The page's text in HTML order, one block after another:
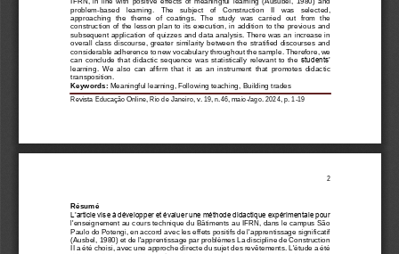
Revista Educação Online, Rio de Janeiro, v. 19, n.46, maio-/ago. 2024, p. 1 -19
problem- based   learning The subject of   Construction   II   was   selected,
approaching  the  theme  of  coatings.  The  study  was
carried  out
from  the
construction of the lesson plan to its execution, in addition to the previous and
subsequent application of quizzes and data analysis. There was an increase in
overall class discourse, greater similarity between the stratified discourses and
considerable adherence to new vocabulary throughout the sample Therefore, we
can conclude  that  didactic  sequence was statistically relevant to the students’
learning .  We  also can  affirm that  it as  an  instrument  that  promotes  didactic
transposition.
Keywords: Meaningful learning, Following teaching, Building trades
2
Résumé
L’article vise à développer et évaluer une méthode didactique expérimentale pour
l'enseignement au cours technique du Bâtiments au IFRN, dans le campus São
Paulo do Potengi, en accord avec les effets positifs de l'apprentissage significatif
(Ausbel, 1980) et de l'apprentissage par problèmes La discipline de Construction
II a été choisi, avec une approche directe du sujet des revêtements. L'étude a été